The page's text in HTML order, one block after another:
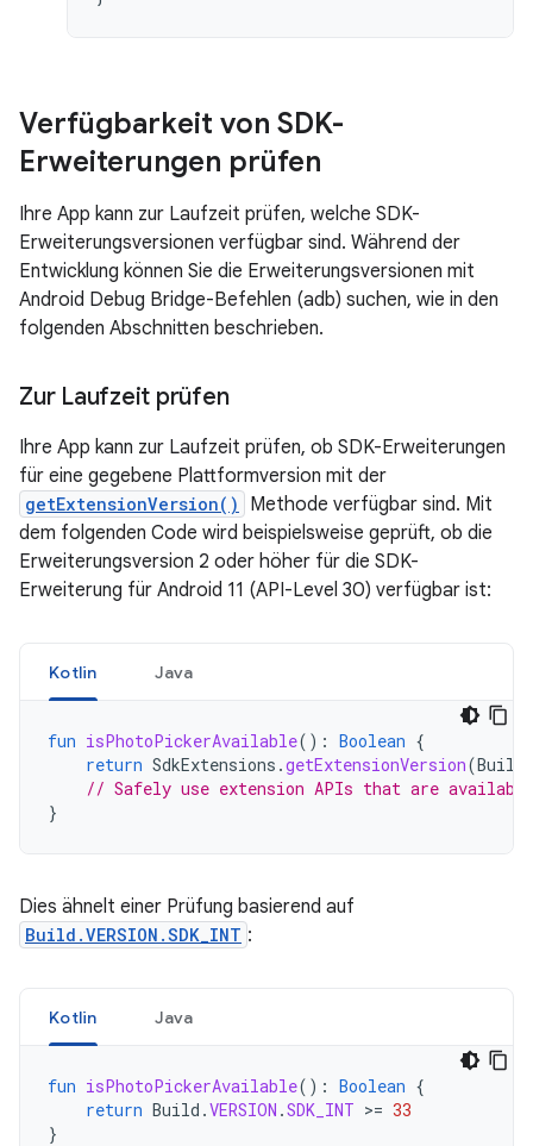
Verfügbarkeit von SDK-
Erweiterungen prüfen
Ihre App kann zur Laufzeit prüfen, welche SDK-
Erweiterungsversionen verfügbar sind. Während der
Entwicklung können Sie die Erweiterungsversionen mit
Android Debug Bridge-Befehlen (adb) suchen, wie in den
folgenden Abschnitten beschrieben.
Zur Laufzeit prüfen
Ihre App kann zur Laufzeit prüfen, ob SDK-Erweiterungen
für eine gegebene Plattformversion mit der
getExtensionVersion()
Methode verfügbar sind. Mit
dem folgenden Code wird beispielsweise geprüft, ob die
Erweiterungsversion 2 oder höher für die SDK-
Erweiterung für Android 11 (API-Level 30) verfügbar ist:
Kotlin Java
fun isPhotoPickerAvailable(): Boolean {
return SdkExtensions .getExtensionVersion(Build
// Safely use extension APIs that are
}
Dies ähnelt einer Prüfung basierend auf
Build.VERSION.SDK_INT :
Kotlin Java
fun isPhotoPickerAvailable(): Boolean {
return Build .VERSION .SDK_INT >= 33
}